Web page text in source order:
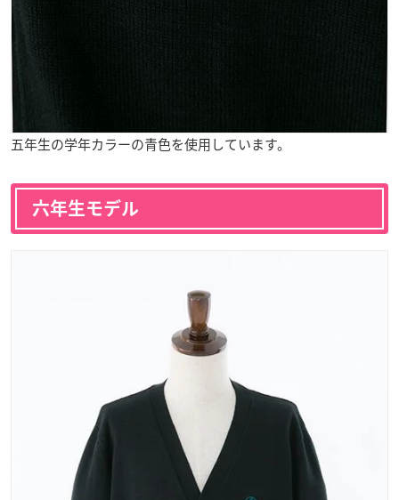
五年生の学年カラーの青色を使用しています。
六年生モデル